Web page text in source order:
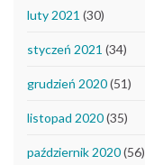
luty 2021 (30)
styczeń 2021 (34)
grudzień 2020(51)
listopad 2020(35)
październik 2020(56)